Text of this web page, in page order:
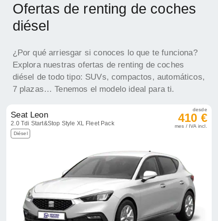
Ofertas de renting de coches
diésel
¿Por qué arriesgar si conoces lo que te funciona?
Explora nuestras ofertas de renting de coches
diésel de todo tipo: SUVs, compactos, automáticos,
7 plazas… Tenemos el modelo ideal para ti.
Seat Leon
2.0 Tdi Start&Stop Style XL Fleet Pack
Diésel
desde
410 €
mes / IVA incl.